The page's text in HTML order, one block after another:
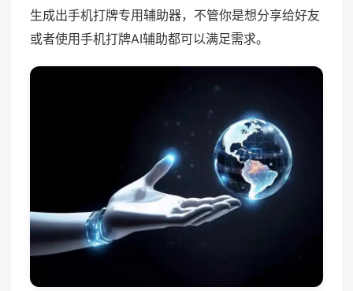
生成出手机打牌专用辅助器，不管你是想分享给好友
或者使用手机打牌AI辅助都可以满足需求。